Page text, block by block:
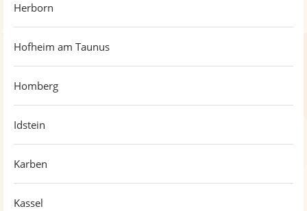
Herborn
Hofheim am Taunus
Homberg
Idstein
Karben
Kassel